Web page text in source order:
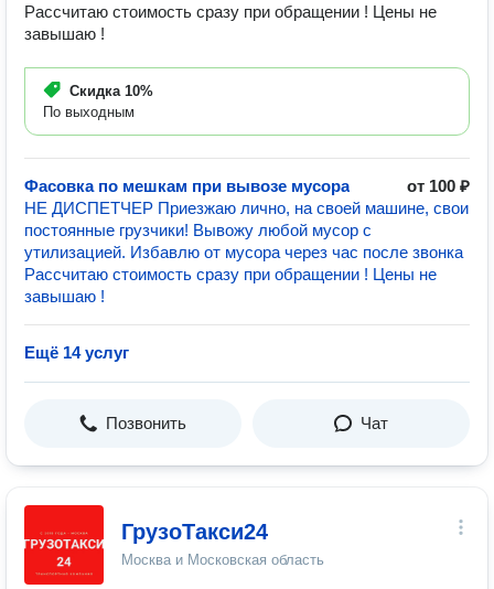
Рассчитаю стоимость сразу при обращении ! Цены не
завышаю !
Скидка 10%
По выходным
Фасовка по мешкам при вывозе мусора
от 100 ₽
НЕ ДИСПЕТЧЕР Приезжаю лично, на своей машине, свои
постоянные грузчики! Вывожу любой мусор с
утилизацией. Избавлю от мусора через час после звонка
Рассчитаю стоимость сразу при обращении ! Цены не
завышаю !
Ещё 14 услуг
Позвонить Чат
ГрузоТакси24
Москва и Московская область